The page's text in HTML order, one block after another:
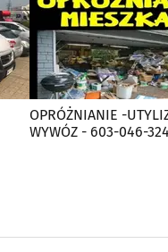
OPRÓŻNIANIE -
WYWÓZ - 603-046-324